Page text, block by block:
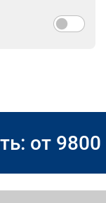
от 9800